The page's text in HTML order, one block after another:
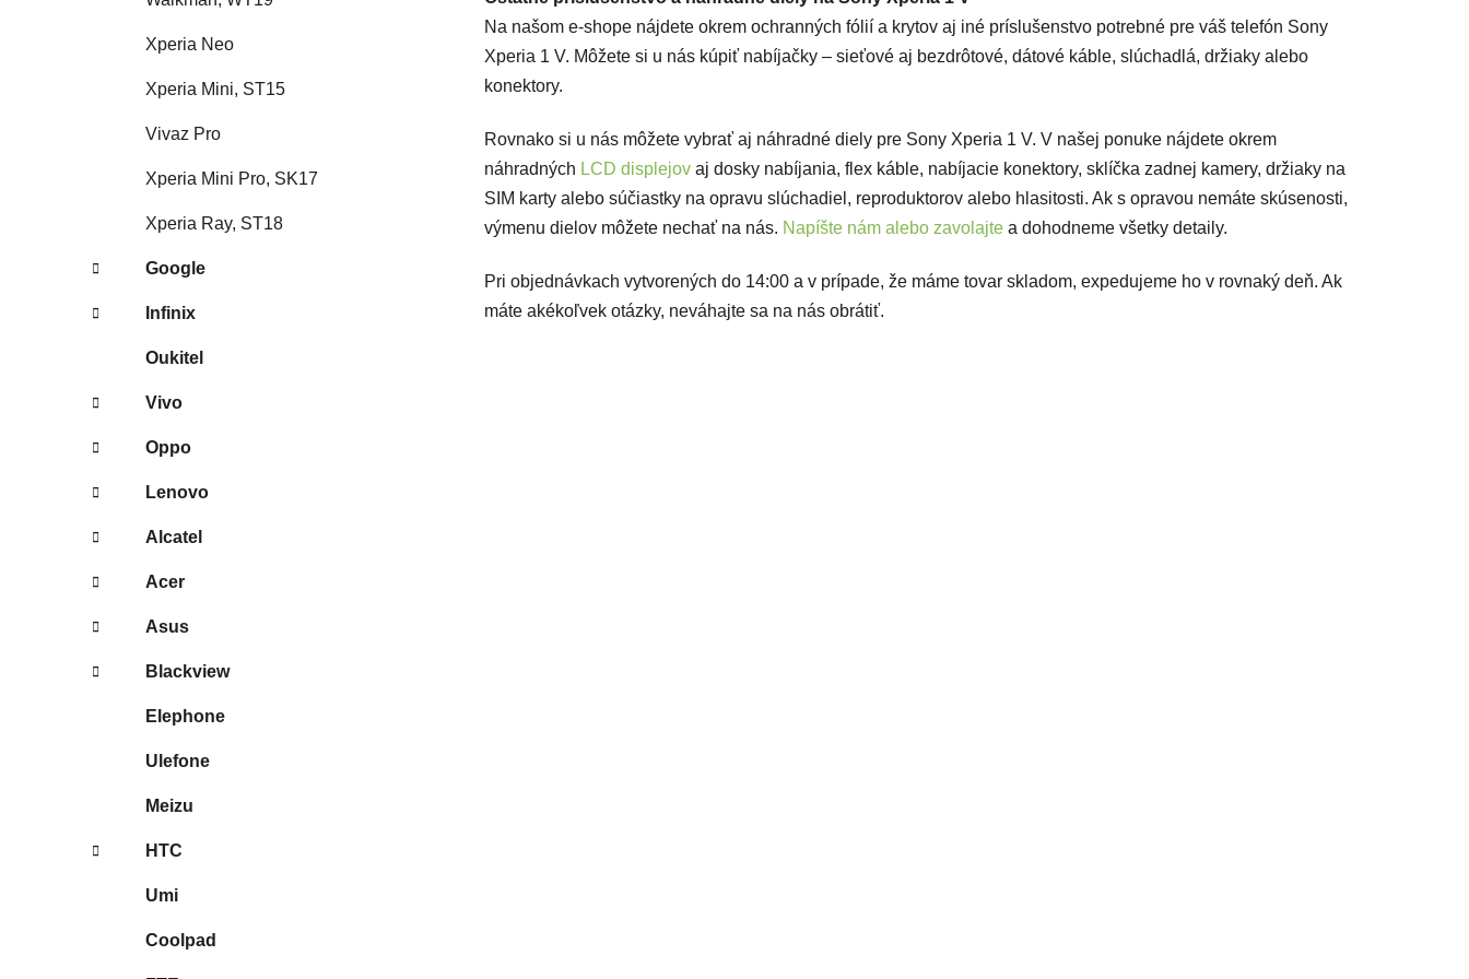
Xperia Neo
Xperia Mini, ST15
Vivaz Pro
Xperia Mini Pro, SK17
Xperia Ray, ST18
Google
Infinix
Oukitel
Vivo
Oppo
Lenovo
Alcatel
Acer
Asus
Blackview
Elephone
Ulefone
Meizu
HTC
Umi
Coolpad
Na našom e-shope nájdete okrem ochranných fólií a krytov aj iné príslušenstvo potrebné pre váš telefón Sony
Xperia 1 V. Môžete si u nás kúpiť nabíjačky – sieťové aj bezdrôtové, dátové káble, slúchadlá, držiaky alebo
konektory.
Rovnako si u nás môžete vybrať aj náhradné diely pre Sony Xperia 1 V. V našej ponuke nájdete okrem
náhradných LCD displejov aj dosky nabíjania, flex káble, nabíjacie konektory, sklíčka zadnej kamery, držiaky na
SIM karty alebo súčiastky na opravu slúchadiel, reproduktorov alebo hlasitosti. Ak s opravou nemáte skúsenosti,
výmenu dielov môžete nechať na nás. Napíšte nám alebo zavolajte a dohodneme všetky detaily.
Pri objednávkach vytvorených do 14:00 a v prípade, že máme tovar skladom, expedujeme ho v rovnaký deň. Ak
máte akékoľvek otázky, neváhajte sa na nás obrátiť.